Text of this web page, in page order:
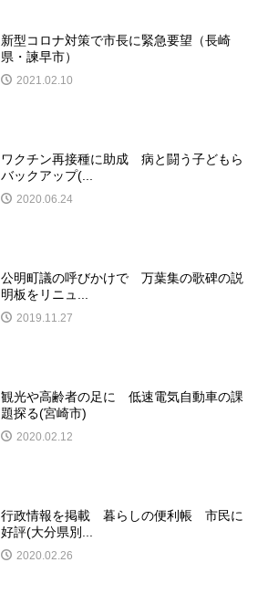
新型コロナ対策で市長に緊急要望（長崎
県・諫早市）
2021.02.10
ワクチン再接種に助成 病と闘う子どもら
バックアップ(...
2020.06.24
公明町議の呼びかけで 万葉集の歌碑の説
明板をリニュ...
2019.11.27
観光や高齢者の足に 低速電気自動車の課
題探る(宮崎市)
2020.02.12
行政情報を掲載 暮らしの便利帳 市民に
好評(大分県別...
2020.02.26